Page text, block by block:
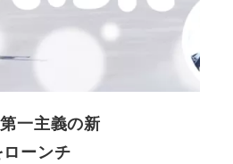
一主義の新
ーンチ